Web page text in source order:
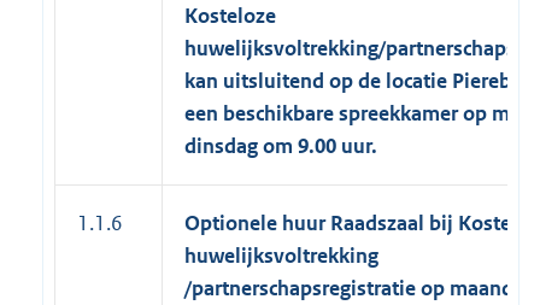
Kosteloze
huwelijksvoltrekking/
kan uitsluitend op de locatie
een beschikbare spreekkamer op
dinsdag om 9.00 uur.
1.1.6
Optionele huur Raadszaal bij
huwelijksvoltrekking
/partnerschapsregistratie op maandag